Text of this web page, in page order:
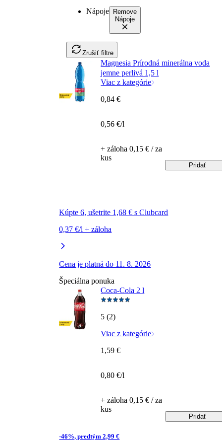
Nápoje Remove
Nápoje
Zrušiť filtre
Magnesia Prírodná minerálna voda
jemne perlivá 1,5 l
Viac z kategórie
Kúpte 6, ušetrite 1,68 € s Clubcard
0,37 €/l + záloha
Cena je platná do 11. 8. 2026
0,84 €
0,56 €/l
+ záloha 0,15 € / za
kus
Pridať
Špeciálna ponuka
Coca-Cola 2 l
5 (2)
Viac z kategórie
-46%, predtým 2,99 €
1,59 €
0,80 €/l
+ záloha 0,15 € / za
kus
Pridať